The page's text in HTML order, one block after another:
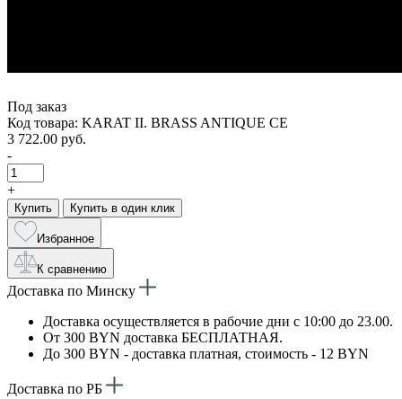
Под заказ
Код товара: KARAT II. BRASS ANTIQUE CE
3 722.00 руб.
-
+
Купить Купить в один клик
Избранное
К сравнению
Доставка по Минску
Доставка осуществляется в рабочие дни с 10:00 до 23.00.
От 300 BYN доставка БЕСПЛАТНАЯ.
До 300 BYN - доставка платная, стоимость - 12 BYN
Доставка по РБ